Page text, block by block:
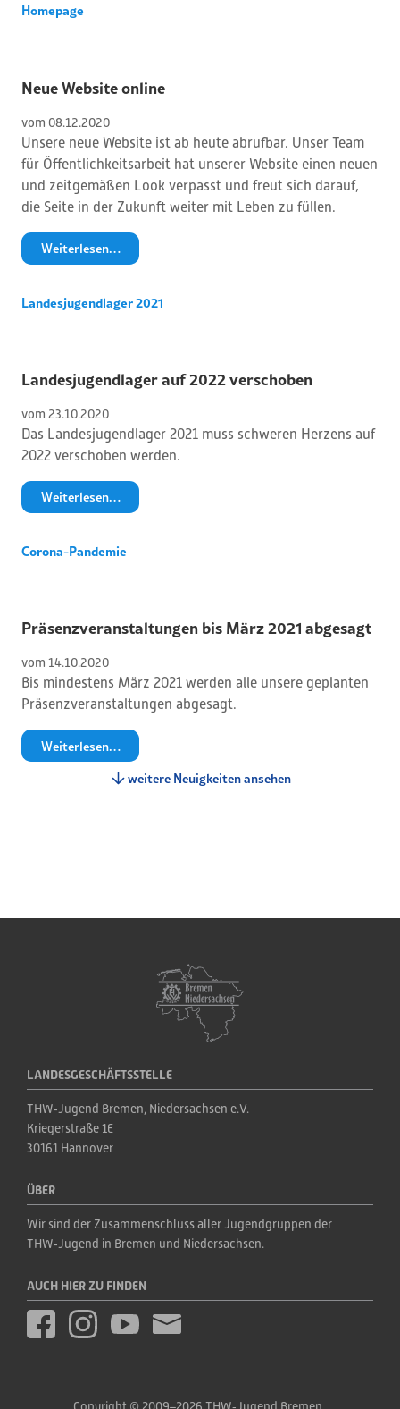
Homepage
Neue Website online
vom 08.12.2020
Unsere neue Website ist ab heute abrufbar. Unser Team
für Öffentlichkeitsarbeit hat unserer Website einen neuen
und zeitgemäßen Look verpasst und freut sich darauf,
die Seite in der Zukunft weiter mit Leben zu füllen.
Weiterlesen…
Landesjugendlager 2021
Landesjugendlager auf 2022 verschoben
vom 23.10.2020
Das Landesjugendlager 2021 muss schweren Herzens auf
2022 verschoben werden.
Weiterlesen…
Corona-Pandemie
Präsenzveranstaltungen bis März 2021 abgesagt
vom 14.10.2020
Bis mindestens März 2021 werden alle unsere geplanten
Präsenzveranstaltungen abgesagt.
Weiterlesen…
weitere Neuigkeiten ansehen
LANDESGESCHÄFTSSTELLE
THW‑Jugend Bremen, Niedersachsen e.V.
Kriegerstraße 1E
30161 Hannover
ÜBER
Wir sind der Zusammenschluss aller Jugendgruppen der
THW‑Jugend in Bremen und Niedersachsen.
AUCH HIER ZU FINDEN